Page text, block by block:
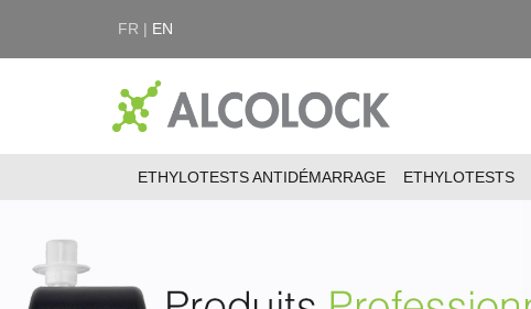
FR | EN
ETHYLOTESTS ANTIDÉMARRAGE ETHYLOTESTS